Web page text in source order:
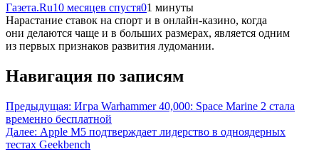
Газета.Ru10 месяцев спустя01 минуты
Нарастание ставок на спорт и в онлайн-казино, когда
они делаются чаще и в больших размерах, является одним
из первых признаков развития лудомании.
Навигация по записям
Предыдущая: Игра Warhammer 40,000: Space Marine 2 стала
временно бесплатной
Далее: Apple M5 подтверждает лидерство в одноядерных
тестах Geekbench